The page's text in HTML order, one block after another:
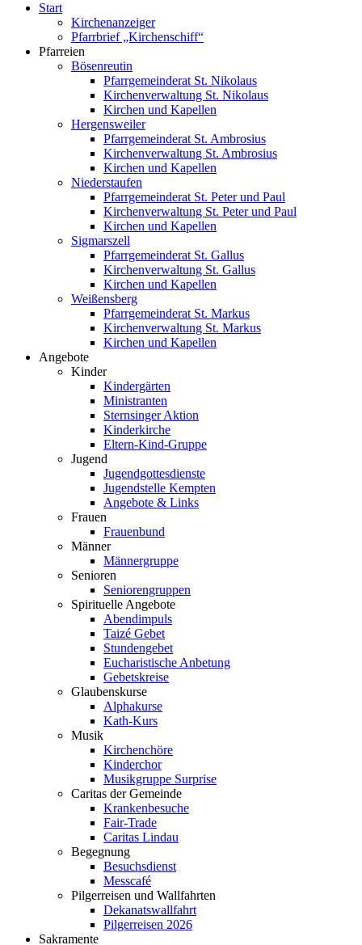
Start
Kirchenanzeiger
Pfarrbrief „Kirchenschiff“
Pfarreien
Bösenreutin
Pfarrgemeinderat St. Nikolaus
Kirchenverwaltung St. Nikolaus
Kirchen und Kapellen
Hergensweiler
Pfarrgemeinderat St. Ambrosius
Kirchenverwaltung St. Ambrosius
Kirchen und Kapellen
Niederstaufen
Pfarrgemeinderat St. Peter und Paul
Kirchenverwaltung St. Peter und Paul
Kirchen und Kapellen
Sigmarszell
Pfarrgemeinderat St. Gallus
Kirchenverwaltung St. Gallus
Kirchen und Kapellen
Weißensberg
Pfarrgemeinderat St. Markus
Kirchenverwaltung St. Markus
Kirchen und Kapellen
Angebote
Kinder
Kindergärten
Ministranten
Sternsinger Aktion
Kinderkirche
Eltern-Kind-Gruppe
Jugend
Jugendgottesdienste
Jugendstelle Kempten
Angebote & Links
Frauen
Frauenbund
Männer
Männergruppe
Senioren
Seniorengruppen
Spirituelle Angebote
Abendimpuls
Taizé Gebet
Stundengebet
Eucharistische Anbetung
Gebetskreise
Glaubenskurse
Alphakurse
Kath-Kurs
Musik
Kirchenchöre
Kinderchor
Musikgruppe Surprise
Caritas der Gemeinde
Krankenbesuche
Fair-Trade
Caritas Lindau
Begegnung
Besuchsdienst
Messcafé
Pilgerreisen und Wallfahrten
Dekanatswallfahrt
Pilgerreisen 2026
Sakramente